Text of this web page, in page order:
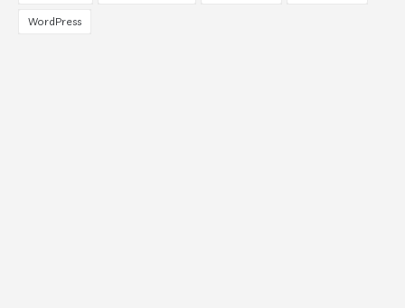
WordPress